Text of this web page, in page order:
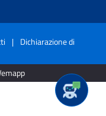
| Dichiarazione di